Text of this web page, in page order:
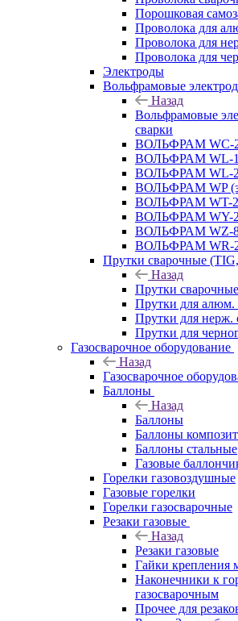
Порошковая
Проволока для
Проволока для
Проволока для
Электроды
Вольфрамовые
Назад
Вольфрамовые
сварки
ВОЛЬФРАМ WC-
ВОЛЬФРАМ WL-
ВОЛЬФРАМ WL-
ВОЛЬФРАМ WP
ВОЛЬФРАМ WT-
ВОЛЬФРАМ WY-
ВОЛЬФРАМ WZ-8
ВОЛЬФРАМ WR-
Прутки сварочные (TIG,
Назад
Прутки
Прутки для алюм.
Прутки для нерж.
Прутки для
Газосварочное оборудование
Назад
Газосварочное
Баллоны
Назад
Баллоны
Баллоны
Баллоны стальные
Газовые
Горелки газовоздушные
Газовые горелки
Горелки газосварочные
Резаки газовые
Назад
Резаки газовые
Гайки крепления
Наконечники к
газосварочным
Прочее для